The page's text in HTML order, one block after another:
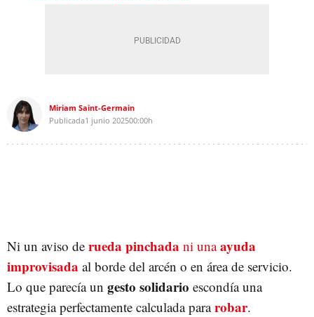
Miriam Saint-Germain
Publicada1 junio 202500:00h
Ni un aviso de rueda pinchada ni unaayuda
improvisada al borde del arcén o en área de servicio.
Lo que parecía un gesto solidario escondía una
estrategia perfectamente calculada pararobar.